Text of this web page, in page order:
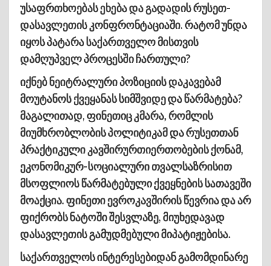
უსაფრთხოებას ეხება და გადადის რუსეთ-
დასავლეთის კონფრონტაციაში. რატომ უნდა
იყოს პატარა საქართველო მისთვის
დამღუპველ პროცესში ჩართული?
იქნებ ნეიტრალური პოზიციის დაკავებამ
მოუტანოს ქვეყანას სიმშვიდე და წარმატება?
მაგალითად, ფინეთიც კმარა, რომლის
მიუმხრობლობის პოლიტიკამ და რუსეთთან
პრაქტიკული კავშირურთიერთობების ქონამ,
ეკონომიკურ-სოციალური თვალსაზრისით
მსოფლიოს წარმატებული ქვეყნების სათავეში
მოაქცია. ფინეთი ევროკავშირის წევრია და არ
ფიქრობს ნატოში შესვლაზე, მიუხედავად
დასავლეთის გამუდმებული მიპატიჟებისა.
საქართველოს ინტერესებიდან გამომდინარე